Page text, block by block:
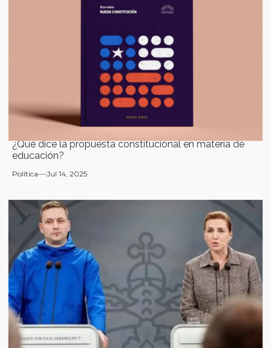
¿Qué dice la propuesta constitucional en materia de
educación?
Política Jul 14, 2025